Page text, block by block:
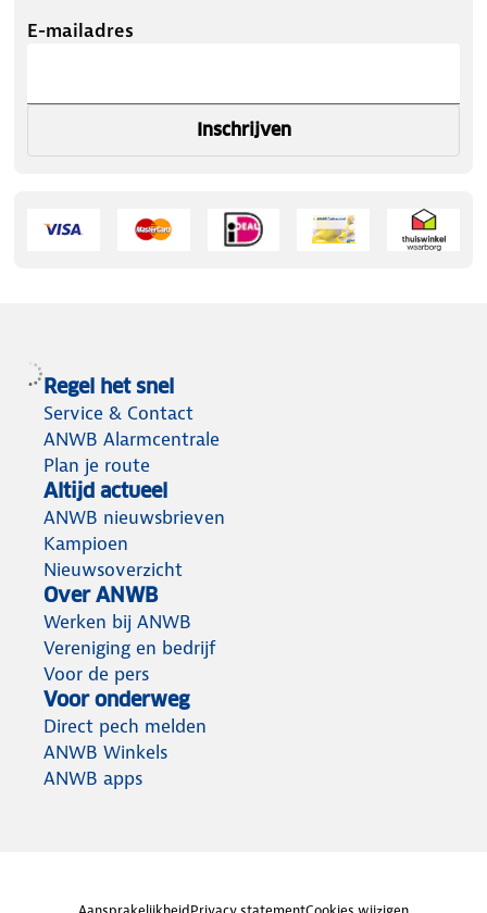
E-mailadres
Inschrijven
Regel het snel
Service & Contact
ANWB Alarmcentrale
Plan je route
Altijd actueel
ANWB nieuwsbrieven
Kampioen
Nieuwsoverzicht
Over ANWB
Werken bij ANWB
Vereniging en bedrijf
Voor de pers
Voor onderweg
Direct pech melden
ANWB Winkels
ANWB apps